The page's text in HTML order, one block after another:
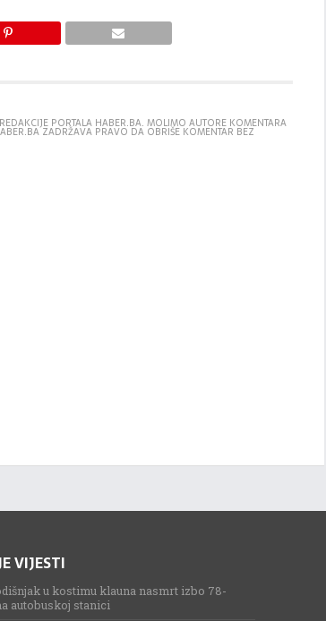
PORTALA HABER.BA. MOLIMO AUTORE KOMENTARA
ZADRŽAVA PRAVO DA OBRIŠE KOMENTAR BEZ
VIJESTI
u kostimu klauna nasmrt izbo 78-
autobuskoj stanici